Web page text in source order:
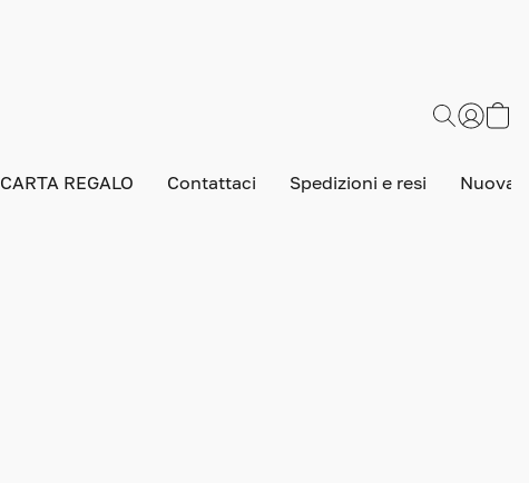
CARTA REGALO Contattaci Spedizioni e resi Nuova